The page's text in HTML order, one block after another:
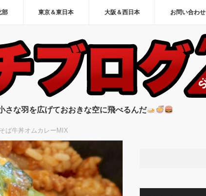
部 東京＆東日本 大阪＆西日本 お問い合わせ
さな羽を広げておおきな空に飛べるんだ
ば牛丼オムカレーMIX